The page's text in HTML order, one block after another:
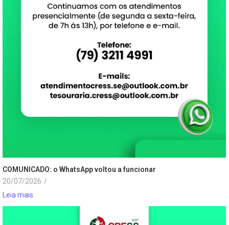
COMUNICADO: o WhatsApp voltou a funcionar
20/07/2026 /
Leia mais